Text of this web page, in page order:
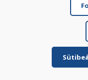
További
Írjon